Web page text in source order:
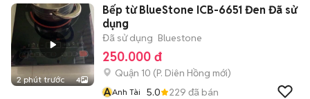
2 phút trước 4
Bếp từ BlueStone ICB-6651 Đen Đã sử
dụng
Đã sử dụng Bluestone
250.000 đ
Quận 10 (P. Diên Hồng mới)
AAnh Tài 5.0 229 đã bán